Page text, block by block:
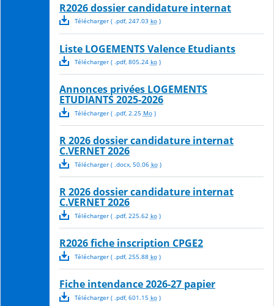
R2026 dossier candidature internat
Télécharger( .pdf, 247.03 ko)
Liste LOGEMENTS Valence Etudiants
Télécharger( .pdf, 805.24 ko)
Annonces privées LOGEMENTS
ETUDIANTS 2025-2026
Télécharger( .pdf, 2.25 Mo)
R 2026 dossier candidature internat
C.VERNET 2026
Télécharger( .docx, 50.06 ko)
R 2026 dossier candidature internat
C.VERNET 2026
Télécharger( .pdf, 225.62 ko)
R2026 fiche inscription CPGE2
Télécharger( .pdf, 255.88 ko)
Fiche intendance 2026-27 papier
Télécharger( .pdf, 601.15 ko)